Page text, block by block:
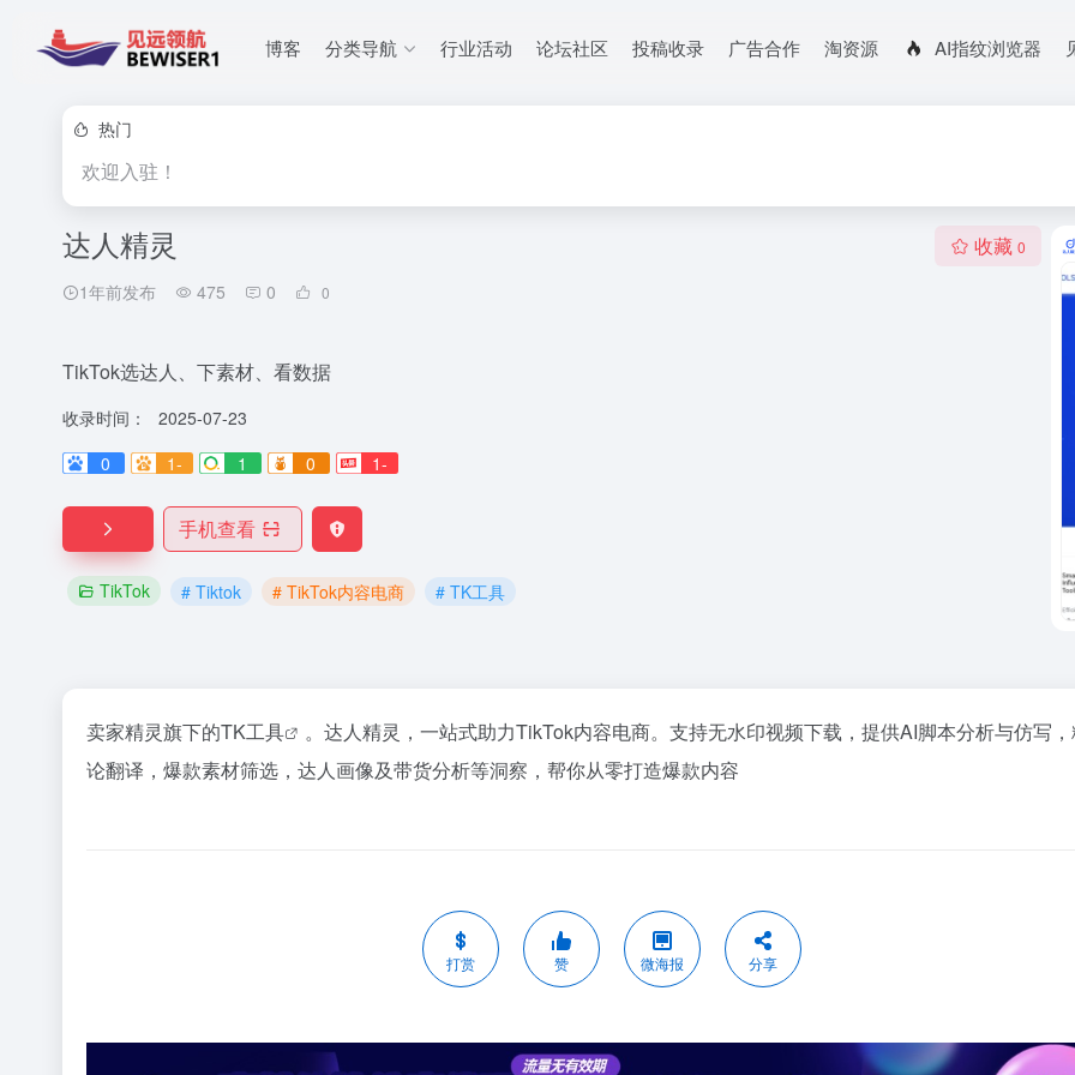
博客 分类导航 行业活动 论坛社区 投稿收录 广告合作 淘资源 AI指纹浏览器
热门
欢迎入驻！
达人精灵
1年前发布 475 0 0
收藏 0
TikTok选达人、下素材、看数据
收录时间：
2025-07-23
0
1- 1 0 1-
手机查看
TikTok # Tiktok # TikTok内容电商 # TK工具
卖家精灵旗下的TK工具 。 达人精灵 ，一站式助力TikTok内容电商。支持无水印视频下载，提供AI脚本分析与仿写
论翻译，爆款素材筛选，达人画像及带货分析等洞察，帮你从零打造爆款内容
打赏 赞 微海报 分享